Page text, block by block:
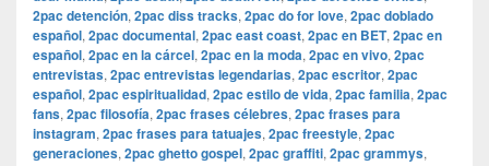
2pac detención, 2pac diss tracks, 2pac do for love, 2pac doblado
español, 2pac documental, 2pac east coast, 2pac en BET, 2pac en
español, 2pac en la cárcel, 2pac en la moda, 2pac en vivo, 2pac
entrevistas, 2pac entrevistas legendarias, 2pac escritor, 2pac
español, 2pac espiritualidad, 2pac estilo de vida, 2pac familia, 2pac
fans, 2pac filosofía, 2pac frases célebres, 2pac frases para
instagram, 2pac frases para tatuajes, 2pac freestyle, 2pac
generaciones, 2pac ghetto gospel, 2pac graffiti, 2pac grammys,